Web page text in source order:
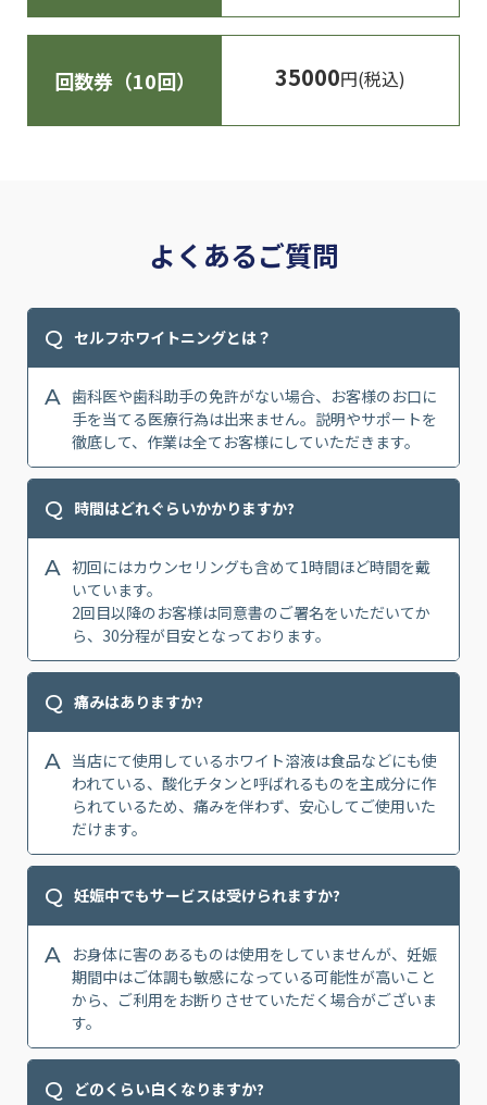
回数券（10回） 35000円(税込)
よくあるご質問
Q セルフホワイトニングとは？
A 歯科医や歯科助手の免許がない場合、お客様のお口に
手を当てる医療行為は出来ません。説明やサポートを
徹底して、作業は全てお客様にしていただきます。
Q 時間はどれぐらいかかりますか?
A 初回にはカウンセリングも含めて1時間ほど時間を戴
いています。
2回目以降のお客様は同意書のご署名をいただいてか
ら、30分程が目安となっております。
Q 痛みはありますか?
A 当店にて使用しているホワイト溶液は食品などにも使
われている、酸化チタンと呼ばれるものを主成分に作
られているため、痛みを伴わず、安心してご使用いた
だけます。
Q 妊娠中でもサービスは受けられますか?
A
お身体に害のあるものは使用をしていませんが、妊娠
期間中はご体調も敏感になっている可能性が高いこと
から、ご利用をお断りさせていただく場合がございま
す。
Q どのくらい白くなりますか?